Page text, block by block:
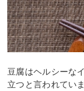
豆腐はヘルシーな
立つと言われてい